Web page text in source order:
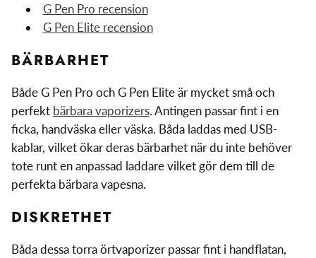
G Pen Pro recension
G Pen Elite recension
BÄRBARHET
Både G Pen Pro och G Pen Elite är mycket små och
perfekt bärbara vaporizers. Antingen passar fint i en
ficka, handväska eller väska. Båda laddas med USB-
kablar, vilket ökar deras bärbarhet när du inte behöver
tote runt en anpassad laddare vilket gör dem till de
perfekta bärbara vapesna.
DISKRETHET
Båda dessa torra örtvaporizer passar fint i handflatan,